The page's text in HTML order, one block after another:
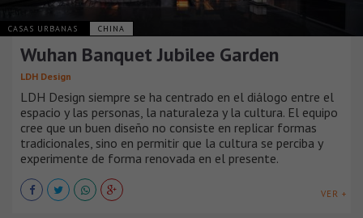
CASAS URBANAS CHINA
Wuhan Banquet Jubilee Garden
LDH Design
LDH Design siempre se ha centrado en el diálogo entre el
espacio y las personas, la naturaleza y la cultura. El equipo
cree que un buen diseño no consiste en replicar formas
tradicionales, sino en permitir que la cultura se perciba y
experimente de forma renovada en el presente.
VER +